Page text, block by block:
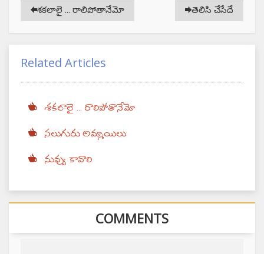
శకలాలై ... రాలిపోతానేమో తెలిసి చేసేదే
Related Articles
శకలాలై ... రాలిపోతానేమో
నలుగురు అమ్మాయిలు
నువ్వు కావాలి
COMMENTS